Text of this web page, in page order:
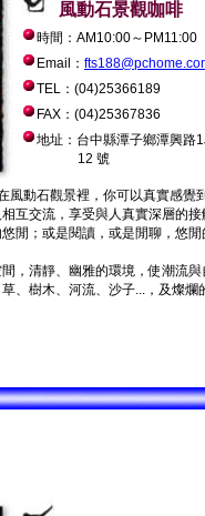
風動石景觀咖啡
時間：AM10:00～PM11:00
Email：
TEL：(04)25366189
FAX：(04)25367836
地址：台中縣潭子鄉潭興路
12 號
動石觀景裡，你可以真實感覺
互交流，享受與人真實深層的
閒；或是閱讀，或是閒聊，悠閒
清靜、幽雅的環境，使潮流與
、樹木、河流、沙子...，及燦爛